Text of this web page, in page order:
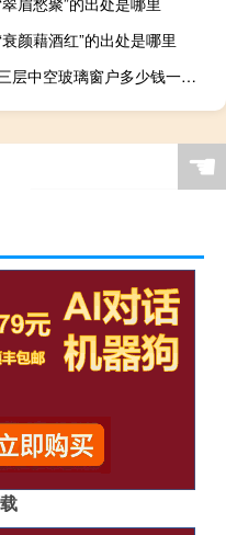
衰颜藉酒红”的出处是哪里
三层中空玻璃窗户多少钱一平米
☚